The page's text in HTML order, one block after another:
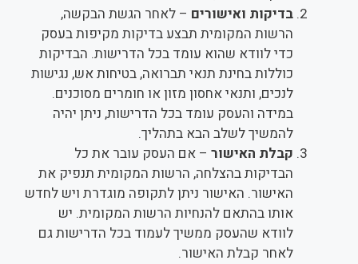
בדיקות ואישורים – לאחר הגשת הבקשה,
הרשות המקומית תבצע בדיקות מקיפות בעסק
כדי לוודא שהוא עומד בכל הדרישות. הבדיקות
כוללות בחינת תנאי תברואה, בטיחות אש, נגישות
לנכים, ותנאי אחסון מזון או חומרים מסוכנים.
במידה והעסק עומד בכל הדרישות, ניתן יהיה
להמשיך לשלב הבא בתהליך.
קבלת האישור – אם העסק עובר את כל
הבדיקות בהצלחה, הרשות המקומית תנפיק את
האישור. האישור ניתן לתקופה מוגדרת ויש לחדש
אותו בהתאם להנחיות הרשות המקומית. יש
לוודא שהעסק ממשיך לעמוד בכל הדרישות גם
לאחר קבלת האישור.